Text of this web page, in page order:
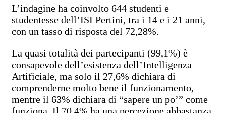
L’indagine ha coinvolto 644 studenti e
studentesse dell’ISI Pertini, tra i 14 e i 21 anni,
con un tasso di risposta del 72,28%.
La quasi totalità dei partecipanti (99,1%) è
consapevole dell’esistenza dell’Intelligenza
Artificiale, ma solo il 27,6% dichiara di
comprenderne molto bene il funzionamento,
mentre il 63% dichiara di “sapere un po’” come